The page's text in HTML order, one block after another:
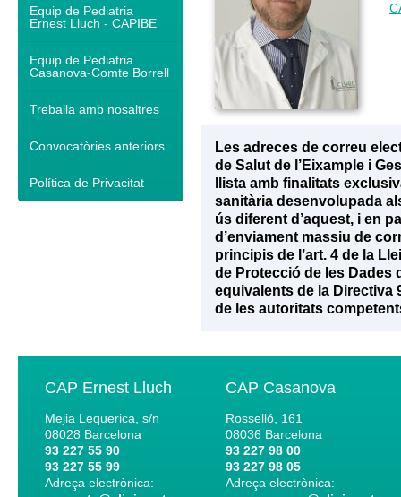
Equip de Pediatria
Ernest Lluch - CAPIBE
Equip de Pediatria
Casanova-Comte Borrell
Treballa amb nosaltres
Convocatòries anteriors
Política de Privacitat
Les adreces de correu
de Salut de l’Eixample i
llista amb finalitats
sanitària desenvolupada
ús diferent d’aquest, i en
d’enviament massiu de
principis de l’art. 4 de la
de Protecció de les Dades
equivalents de la Directiva
de les autoritats
CAP Ernest Lluch
Mejia Lequerica, s/n
08028 Barcelona
93 227 55 90
93 227 55 99
Adreça electrònica:
CAP Casanova
Rosselló, 161
08036 Barcelona
93 227 98 00
93 227 98 05
Adreça electrònica: